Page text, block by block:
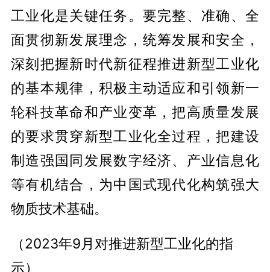
工业化是关键任务。要完整、准确、全
面贯彻新发展理念，统筹发展和安全，
深刻把握新时代新征程推进新型工业化
的基本规律，积极主动适应和引领新一
轮科技革命和产业变革，把高质量发展
的要求贯穿新型工业化全过程，把建设
制造强国同发展数字经济、产业信息化
等有机结合，为中国式现代化构筑强大
物质技术基础。
（2023年9月对推进新型工业化的指
示）